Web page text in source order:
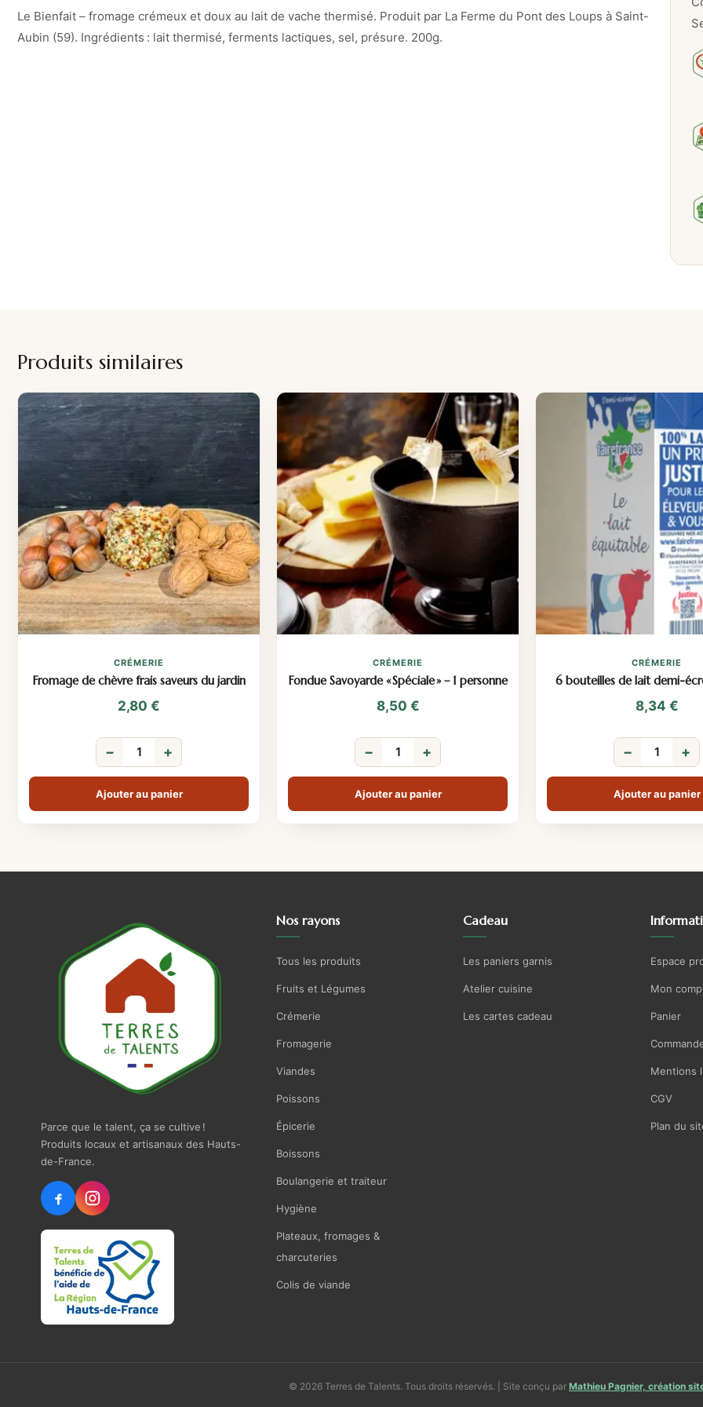
f
Le Bienfait – fromage crémeux et doux au lait de vache thermisé. Produit par La Ferme du Pont des Loups à Saint-
Aubin (59). Ingrédients : lait thermisé, ferments lactiques, sel, présure. 200g.
Produits similaires
CRÉMERIE
Fromage de chèvre frais saveurs du jardin
2,80 €
− +
Ajouter au panier
CRÉMERIE
Fondue Savoyarde « Spéciale » – 1 personne
8,50 €
− +
Ajouter au panier
CRÉMERIE
6 bouteilles de lait demi-
8,34 €
− +
Ajouter au panier
Parce que le talent, ça se cultive !
Produits locaux et artisanaux des Hauts-
de-France.
Nos rayons
Tous les produits
Fruits et Légumes
Crémerie
Fromagerie
Viandes
Poissons
Épicerie
Boissons
Boulangerie et traiteur
Hygiène
Plateaux, fromages &
charcuteries
Colis de viande
Cadeau
Les paniers garnis
Atelier cuisine
Les cartes cadeau
Espace
Mon
Panier
Mentions
CGV
Plan du
© 2026 Terres de Talents. Tous droits réservés. | Site conçu par Mathieu Pagnier, création